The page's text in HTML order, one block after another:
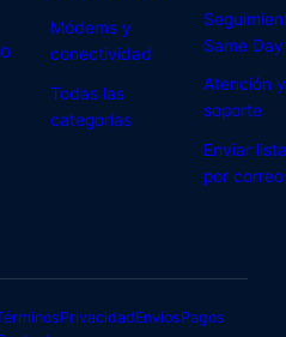
Módems y
conectividad
Todas las
categorías
Same Day
Atención y
soporte
Enviar lista
por correo
PrivacidadEnvíosPagos